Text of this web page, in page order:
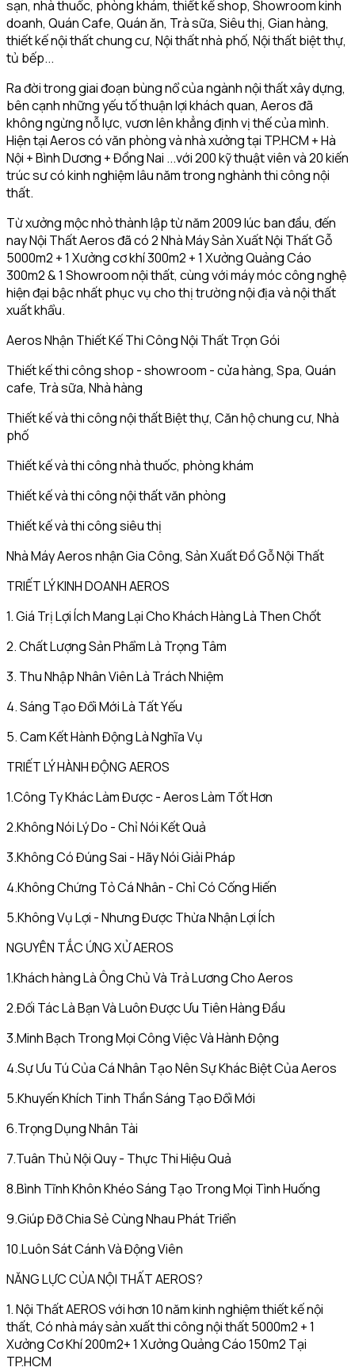
sạn, nhà thuốc, phòng khám, thiết kế shop, Showroom kinh
doanh, Quán Cafe, Quán ăn, Trà sữa, Siêu thị, Gian hàng,
thiết kế nội thất chung cư, Nội thất nhà phố, Nội thất biệt thự,
tủ bếp...
Ra đời trong giai đoạn bùng nổ của ngành nội thất xây dựng,
bên cạnh những yếu tố thuận lợi khách quan, Aeros đã
không ngừng nỗ lực, vươn lên khẳng định vị thế của mình.
Hiện tại Aeros có văn phòng và nhà xưởng tại TP.HCM + Hà
Nội + Bình Dương + Đồng Nai ...với 200 kỹ thuật viên và 20 kiến
trúc sư có kinh nghiệm lâu năm trong nghành thi công nội
thất.
Từ xưởng mộc nhỏ thành lập từ năm 2009 lúc ban đầu, đến
nay Nội Thất Aeros đã có 2 Nhà Máy Sản Xuất Nội Thất Gỗ
5000m2 + 1 Xưởng cơ khí 300m2 + 1 Xưởng Quảng Cáo
300m2 & 1 Showroom nội thất, cùng với máy móc công nghệ
hiện đại bậc nhất phục vụ cho thị trường nội địa và nội thất
xuất khẩu.
Aeros Nhận Thiết Kế Thi Công Nội Thất Trọn Gói
Thiết kế thi công shop - showroom - cửa hàng, Spa, Quán
cafe, Trà sữa, Nhà hàng
Thiết kế và thi công nội thất Biệt thự, Căn hộ chung cư, Nhà
phố
Thiết kế và thi công nhà thuốc, phòng khám
Thiết kế và thi công nội thất văn phòng
Thiết kế và thi công siêu thị
Nhà Máy Aeros nhận Gia Công, Sản Xuất Đồ Gỗ Nội Thất
TRIẾT LÝ KINH DOANH AEROS
1. Giá Trị Lợi Ích Mang Lại Cho Khách Hàng Là Then Chốt
2. Chất Lượng Sản Phẩm Là Trọng Tâm
3. Thu Nhập Nhân Viên Là Trách Nhiệm
4. Sáng Tạo Đổi Mới Là Tất Yếu
5. Cam Kết Hành Động Là Nghĩa Vụ
TRIẾT LÝ HÀNH ĐỘNG AEROS
1.Công Ty Khác Làm Được - Aeros Làm Tốt Hơn
2.Không Nói Lý Do - Chỉ Nói Kết Quả
3.Không Có Đúng Sai - Hãy Nói Giải Pháp
4.Không Chứng Tỏ Cá Nhân - Chỉ Có Cống Hiến
5.Không Vụ Lợi - Nhưng Được Thừa Nhận Lợi Ích
NGUYÊN TẮC ỨNG XỬ AEROS
1.Khách hàng Là Ông Chủ Và Trả Lương Cho Aeros
2.Đối Tác Là Bạn Và Luôn Được Ưu Tiên Hàng Đầu
3.Minh Bạch Trong Mọi Công Việc Và Hành Động
4.Sự Ưu Tú Của Cá Nhân Tạo Nên Sự Khác Biệt Của Aeros
5.Khuyến Khích Tinh Thần Sáng Tạo Đổi Mới
6.Trọng Dụng Nhân Tài
7.Tuân Thủ Nội Quy - Thực Thi Hiệu Quả
8.Bình Tĩnh Khôn Khéo Sáng Tạo Trong Mọi Tình Huống
9.Giúp Đỡ Chia Sẻ Cùng Nhau Phát Triển
10.Luôn Sát Cánh Và Động Viên
NĂNG LỰC CỦA NỘI THẤT AEROS?
1. Nội Thất AEROS với hơn 10 năm kinh nghiệm thiết kế nội
thất, Có nhà máy sản xuất thi công nội thất 5000m2 + 1
Xưởng Cơ Khí 200m2+ 1 Xưởng Quảng Cáo 150m2 Tại
TP.HCM